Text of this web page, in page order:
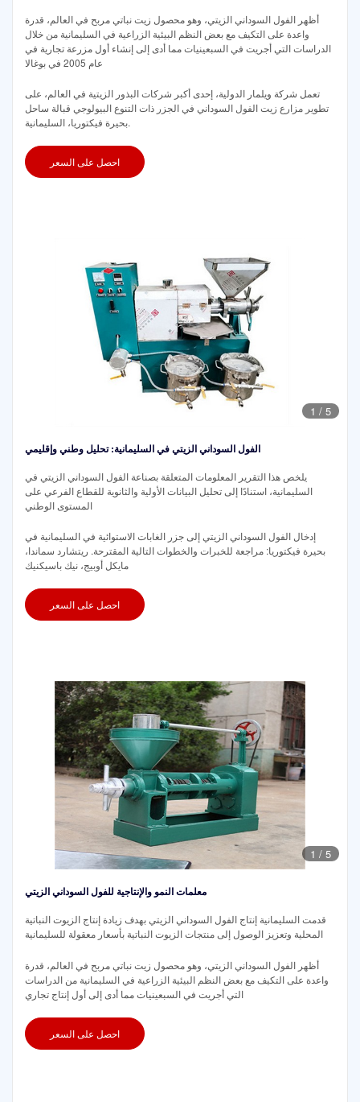
أظهر الفول السوداني الزيتي، وهو محصول زيت نباتي مربح في العالم، قدرة
واعدة على التكيف مع بعض النظم البيئية الزراعية في السليمانية من خلال
الدراسات التي أجريت في السبعينيات مما أدى إلى إنشاء أول مزرعة تجارية في
عام 2005 في بوغالا
تعمل شركة ويلمار الدولية، إحدى أكبر شركات البذور الزيتية في العالم، على
تطوير مزارع زيت الفول السوداني في الجزر ذات التنوع البيولوجي قبالة ساحل
بحيرة فيكتوريا، السليمانية.
احصل على السعر
1 / 5
الفول السوداني الزيتي في السليمانية: تحليل وطني وإقليمي
يلخص هذا التقرير المعلومات المتعلقة بصناعة الفول السوداني الزيتي في
السليمانية، استنادًا إلى تحليل البيانات الأولية والثانوية للقطاع الفرعي على
المستوى الوطني
إدخال الفول السوداني الزيتي إلى جزر الغابات الاستوائية في السليمانية في
بحيرة فيكتوريا: مراجعة للخبرات والخطوات التالية المقترحة. ريتشارد سماندا،
مايكل أوبيج، نيك باسيكنيك
احصل على السعر
1 / 5
معلمات النمو والإنتاجية للفول السوداني الزيتي
قدمت السليمانية إنتاج الفول السوداني الزيتي بهدف زيادة إنتاج الزيوت النباتية
المحلية وتعزيز الوصول إلى منتجات الزيوت النباتية بأسعار معقولة للسليمانية
أظهر الفول السوداني الزيتي، وهو محصول زيت نباتي مربح في العالم، قدرة
واعدة على التكيف مع بعض النظم البيئية الزراعية في السليمانية من الدراسات
التي أجريت في السبعينيات مما أدى إلى أول إنتاج تجاري
احصل على السعر